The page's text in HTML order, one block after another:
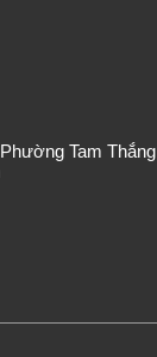
Tam Thắng